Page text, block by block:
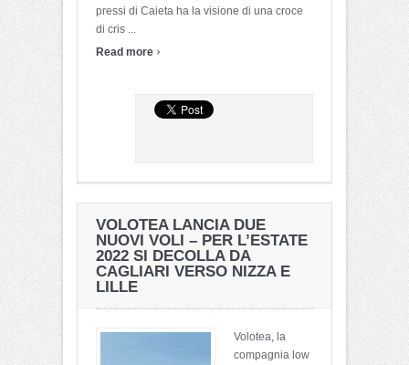
pressi di Caieta ha la visione di una croce
di cris ...
Read more ›
VOLOTEA LANCIA DUE
NUOVI VOLI – PER L’ESTATE
2022 SI DECOLLA DA
CAGLIARI VERSO NIZZA E
LILLE
Volotea, la
compagnia low